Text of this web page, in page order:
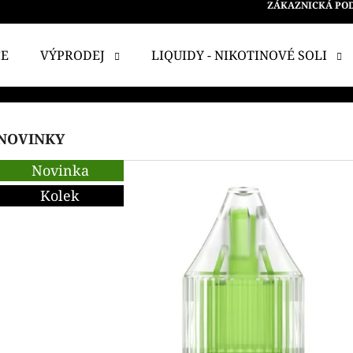
ZÁKAZNICKÁ
VÝPRODEJ LIQUIDY - NIKOTINOVÉ SOLI
Novinka
Kolek
NAJÍT?
HLEDAT